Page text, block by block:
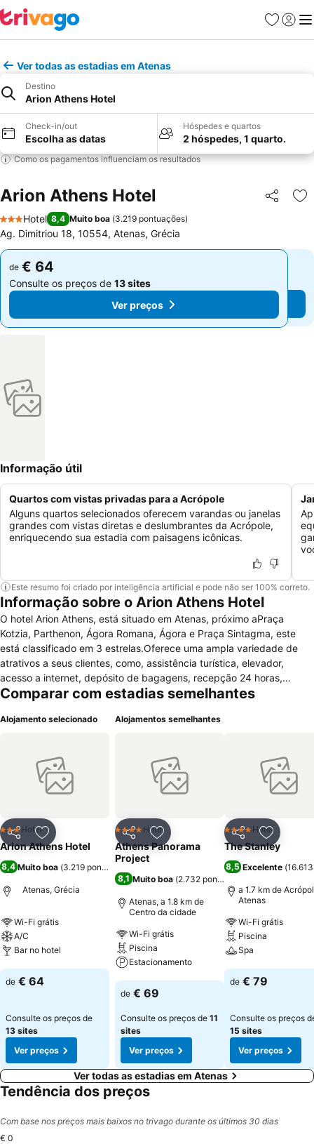
Favoritos
Iniciar
Ver todas as estadias em Atenas
Destino
Arion Athens Hotel
Check-in/out
Escolha as datas
Hóspedes e quartos
2 hóspedes, 1 quarto.
Como os pagamentos influenciam os resultados
Arion Athens Hotel Partilhar
3 Estrelas
Hotel 8,4 Muito boa (3.219 pontuações)
Ag. Dimitriou 18, 10554, Atenas, Grécia
de € 64
Consulte os preços de 13 sites
Ver preços
de € 64
Consulte os preços de 13 sites
Ver preços
Informação útil
Quartos com vistas privadas para a Acrópole
Alguns quartos selecionados oferecem varandas ou janelas
grandes com vistas diretas e deslumbrantes da Acrópole,
enriquecendo sua estadia com paisagens icônicas.
Este resumo foi criado por inteligência artificial e pode não ser 100% correto.
Informação sobre o Arion Athens Hotel
O hotel Arion Athens, está situado em Atenas, próximo aPraça
Kotzia, Parthenon, Ágora Romana, Ágora e Praça Sintagma, este
está classificado em 3 estrelas.Oferece uma ampla variedade de
atrativos a seus clientes, como, assistência turística, elevador,
acesso a internet, depósito de bagagens, recepção 24 horas,
serviços de lavagem a seco/lavanderia, equipe multilíngue, serviço
expresso check-inn/check- out e serviço de câmbio.As
geladeira, varanda, máquina de café expresso, cofre, televisão a
cabo, secador de cabelo e camas confortáveis.O hotel disponibiliza
um restaurante com grande variedade gastronómica e bar para os
os públicos.
Comparar com estadias semelhantes
Alojamento selecionado
PartilharAdicionar aos favoritos
3 Estrelas
Hotel
Arion Athens Hotel
8,4 Muito boa (3.219 pontuações)
Atenas, Grécia
Wi-Fi grátis
A/C
Bar no hotel
Ver preços
de € 64
Consulte os preços de
13 sites
Ver preços
Alojamentos semelhantes
PartilharAdicionar aos favoritos
4 EstrelasHotel
Athens Panorama
Project
8,1 Muito boa (2.732 pontuações
Atenas, a 1.8 km de
Centro da cidade
Wi-Fi grátis
Piscina
Estacionamento
Ver preços
de € 69
Consulte os preços de 11
sites
Ver preços
Partilhar
4 EstrelasHotel
The Stanley
8,5 Excelente (
a 1.7 km de
Atenas
Wi-Fi grátis
Piscina
Spa
Ver preços
de € 79
Consulte os preços
15 sites
Ver preços
Ver todas as estadias em Atenas
Tendência dos preços
Com base nos preços mais baixos no trivago durante os últimos 30 dias
€ 0